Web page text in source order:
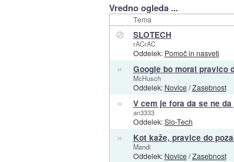
Vredno ogleda ...
Tema
⊘ SLOTECH
rACrAC
Oddelek: Pomoč in nasveti
» Google bo moral pravico
McHusch
Oddelek: Novice/Zasebnost
» V cem je fora da se ne
an3333
Oddelek:Slo-Tech
» Kot kaže, pravice do
Mandi
Oddelek: Novice/Zasebnost